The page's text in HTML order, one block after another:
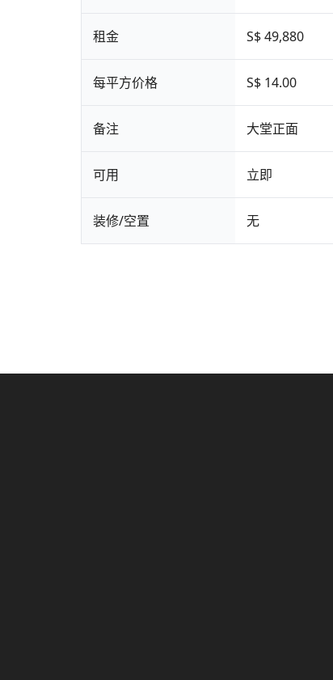
租金 S$ 49,880
每平方价格 S$ 14.00
备注 大堂正面
可用 立即
装修/空置 无